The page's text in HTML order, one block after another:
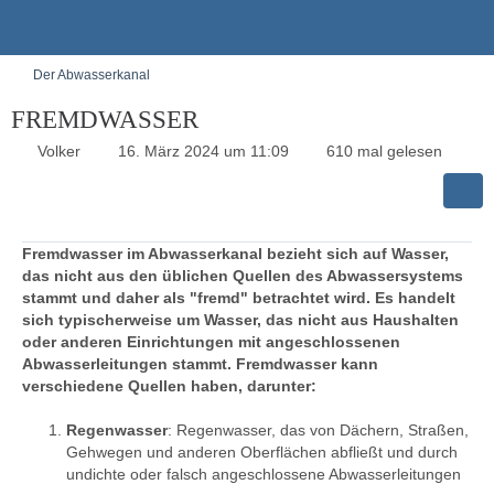
Der Abwasserkanal
FREMDWASSER
Volker 16. März 2024 um 11:09 610 mal gelesen
Fremdwasser im Abwasserkanal bezieht sich auf Wasser,
das nicht aus den üblichen Quellen des Abwassersystems
stammt und daher als "fremd" betrachtet wird. Es handelt
sich typischerweise um Wasser, das nicht aus Haushalten
oder anderen Einrichtungen mit angeschlossenen
Abwasserleitungen stammt. Fremdwasser kann
verschiedene Quellen haben, darunter:
Regenwasser: Regenwasser, das von Dächern, Straßen,
Gehwegen und anderen Oberflächen abfließt und durch
undichte oder falsch angeschlossene Abwasserleitungen